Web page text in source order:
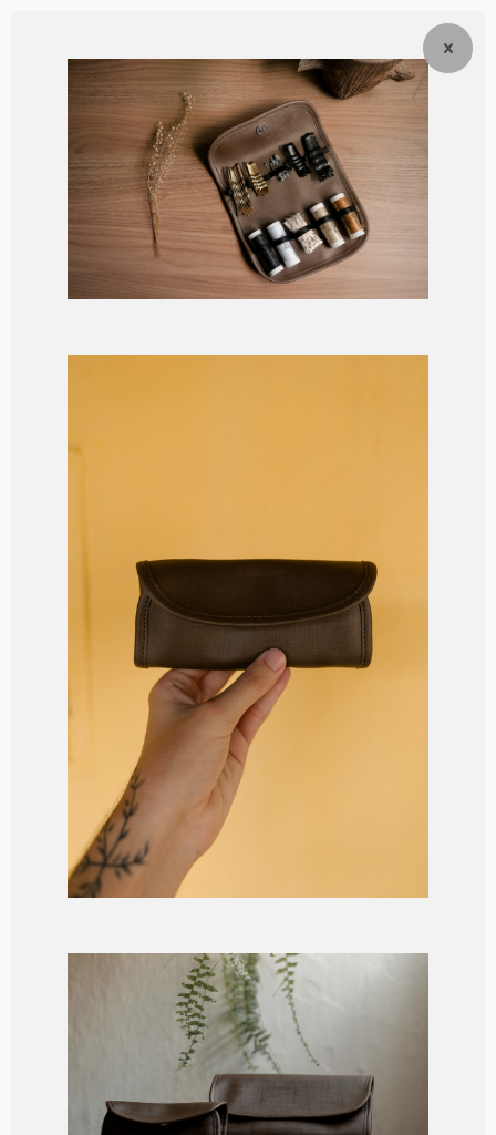
Manu - o manual da espera ✨
R$ 900,00